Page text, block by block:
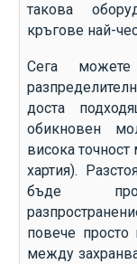
такова
кръгове най-
Сега
доста
обикновен
висока точност
хартия).
бъде
повече
между